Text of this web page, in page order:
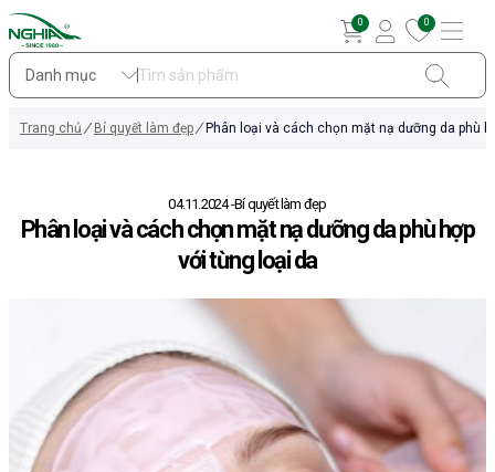
Danh mục
0 0
Trang chủ Bí quyết làm đẹp Phân loại và cách chọn mặt nạ dưỡng da phù
04.11.2024 Bí quyết làm đẹp
Phân loại và cách chọn mặt nạ dưỡng da phù hợp
với từng loại da